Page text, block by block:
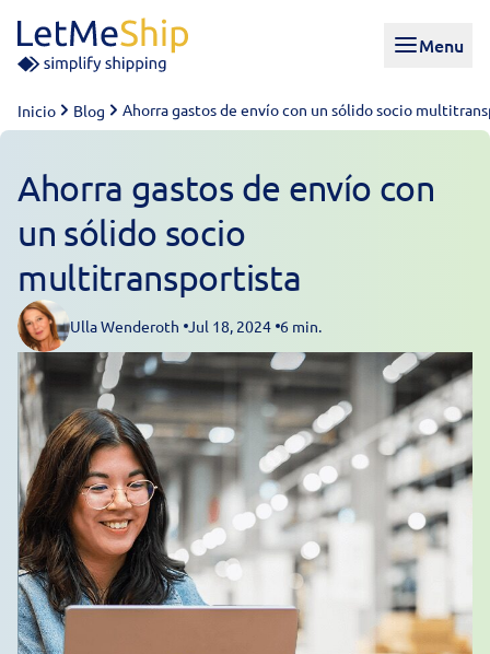
Menu
Inicio Blog Ahorra gastos de envío con un sólido socio
Ahorra gastos de envío con
un sólido socio
multitransportista
Posted by
Ulla Wenderoth Jul 18, 2024 6 min.